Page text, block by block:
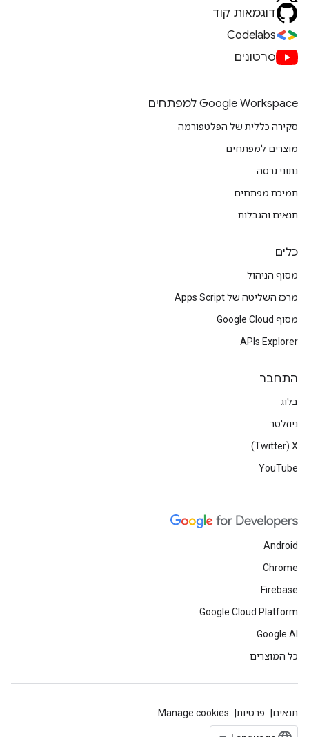
דוגמאות קוד
Codelabs
סרטונים
Google Workspace למפתחים
סקירה כללית של הפלטפורמה
מוצרים למפתחים
נתוני גרסה
תמיכת מפתחים
תנאים והגבלות
כלים
מסוף הניהול
מרכז השליטה של Apps Script
מסוף Google Cloud
APIs Explorer
התחבר
בלוג
ניוזלטר
X‏ (Twitter)
YouTube
Android
Chrome
Firebase
Google Cloud Platform
Google AI
כל המוצרים
תנאים פרטיות Manage cookies